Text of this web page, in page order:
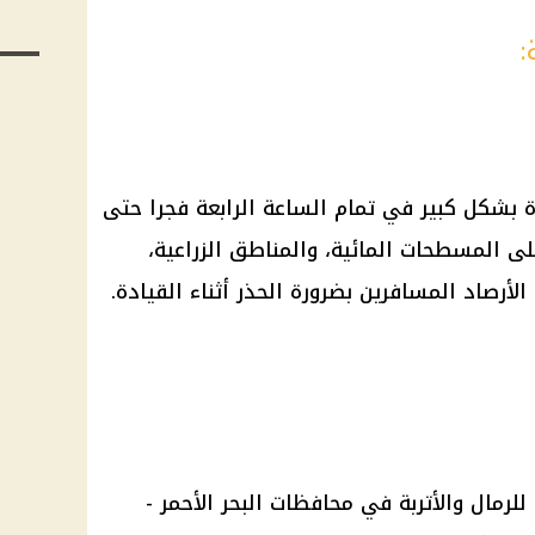
كبير في تمام الساعة الرابعة فجرا حتى
المسطحات المائية، والمناطق الزراعية،
المسافرين بضرورة الحذر أثناء القيادة.
والأتربة في محافظات البحر الأحمر -